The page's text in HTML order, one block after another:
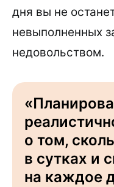
дня вы не
невыполненных
недовольством.
о том,
в сутках и
на каждое